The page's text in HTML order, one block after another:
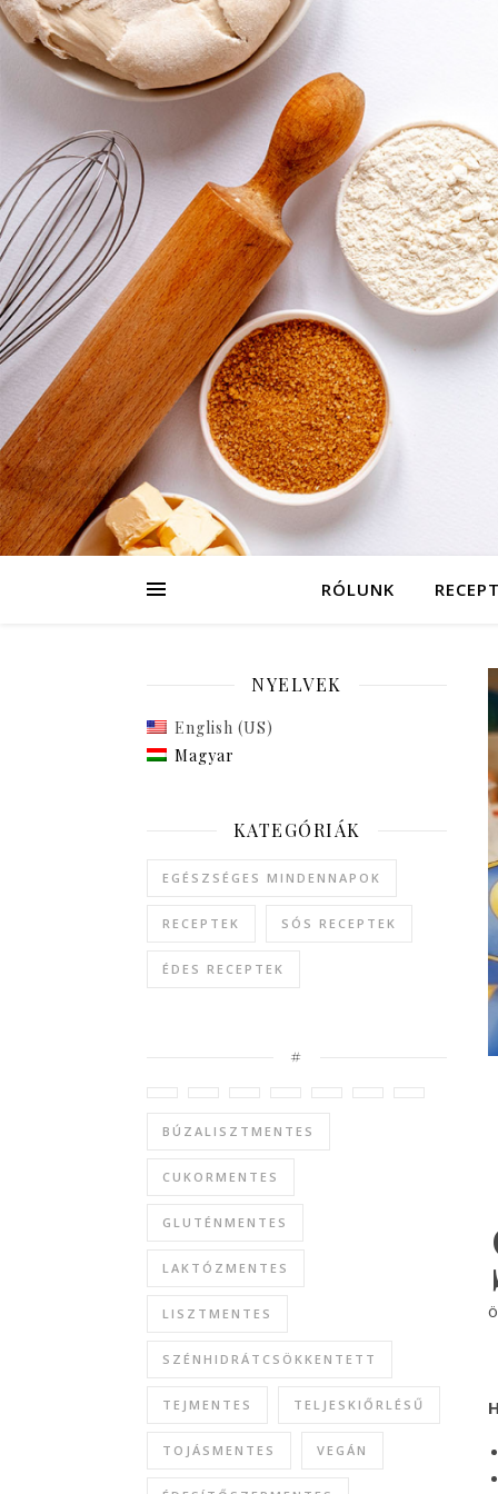
RÓLUNK
NYELVEK
English (US)
Magyar
KATEGÓRIÁK
EGÉSZSÉGES MINDENNAPOK
RECEPTEK SÓS RECEPTEK
ÉDES RECEPTEK
#
BÚZALISZTMENTES
CUKORMENTES
GLUTÉNMENTES
LAKTÓZMENTES
LISZTMENTES
SZÉNHIDRÁTCSÖKKENTETT
TEJMENTES TELJESKIŐRLÉSŰ
TOJÁSMENTES VEGÁN